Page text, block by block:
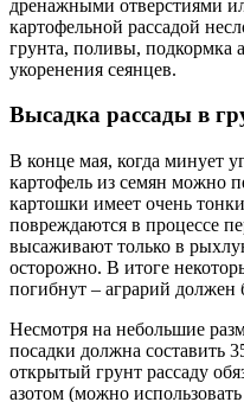
дренажными отверстиями
картофельной рассадой
грунта, поливы, подкормка
укоренения сеянцев.
Высадка рассады в
В конце мая, когда минует
картофель из семян можно
картошки имеет очень
повреждаются в процессе
высаживают только в
осторожно. В итоге
погибнут – аграрий должен
Несмотря на небольшие
посадки должна составить
открытый грунт рассаду
азотом (можно